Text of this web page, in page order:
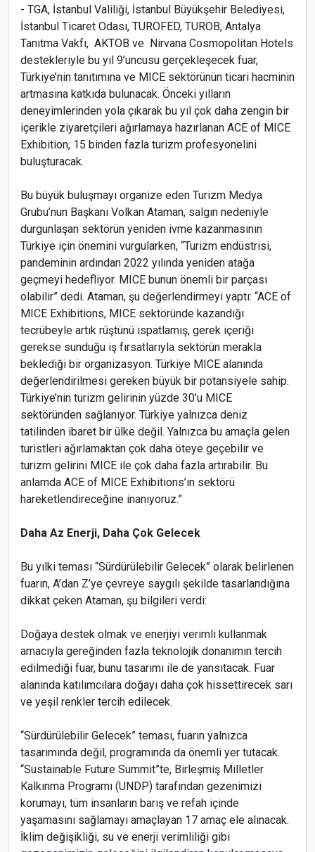
- TGA, İstanbul Valiliği, İstanbul Büyükşehir Belediyesi,
İstanbul Ticaret Odası, TUROFED, TUROB, Antalya
Tanıtma Vakfı, AKTOB ve Nirvana Cosmopolitan Hotels
destekleriyle bu yıl 9’uncusu gerçekleşecek fuar,
Türkiye’nin tanıtımına ve MICE sektörünün ticari hacminin
artmasına katkıda bulunacak. Önceki yılların
deneyimlerinden yola çıkarak bu yıl çok daha zengin bir
içerikle ziyaretçileri ağırlamaya hazırlanan ACE of MICE
Exhibition, 15 binden fazla turizm profesyonelini
buluşturacak.
Bu büyük buluşmayı organize eden Turizm Medya
Grubu’nun Başkanı Volkan Ataman, salgın nedeniyle
durgunlaşan sektörün yeniden ivme kazanmasının
Türkiye için önemini vurgularken, “Turizm endüstrisi,
pandeminin ardından 2022 yılında yeniden atağa
geçmeyi hedefliyor. MICE bunun önemli bir parçası
olabilir” dedi. Ataman, şu değerlendirmeyi yaptı: “ACE of
MICE Exhibitions, MICE sektöründe kazandığı
tecrübeyle artık rüştünü ispatlamış, gerek içeriği
gerekse sunduğu iş fırsatlarıyla sektörün merakla
beklediği bir organizasyon. Türkiye MICE alanında
değerlendirilmesi gereken büyük bir potansiyele sahip.
Türkiye’nin turizm gelirinin yüzde 30’u MICE
sektöründen sağlanıyor. Türkiye yalnızca deniz
tatilinden ibaret bir ülke değil. Yalnızca bu amaçla gelen
turistleri ağırlamaktan çok daha öteye geçebilir ve
turizm gelirini MICE ile çok daha fazla artırabilir. Bu
anlamda ACE of MICE Exhibitions’ın sektörü
hareketlendireceğine inanıyoruz.”
Daha Az Enerji, Daha Çok Gelecek
Bu yılki teması “Sürdürülebilir Gelecek” olarak belirlenen
fuarın, A’dan Z’ye çevreye saygılı şekilde tasarlandığına
dikkat çeken Ataman, şu bilgileri verdi:
Doğaya destek olmak ve enerjiyi verimli kullanmak
amacıyla gereğinden fazla teknolojik donanımın tercih
edilmediği fuar, bunu tasarımı ile de yansıtacak. Fuar
alanında katılımcılara doğayı daha çok hissettirecek sarı
ve yeşil renkler tercih edilecek.
“Sürdürülebilir Gelecek” teması, fuarın yalnızca
tasarımında değil, programında da önemli yer tutacak.
“Sustainable Future Summit”te, Birleşmiş Milletler
Kalkınma Programı (UNDP) tarafından gezenimizi
korumayı, tüm insanların barış ve refah içinde
yaşamasını sağlamayı amaçlayan 17 amaç ele alınacak.
İklim değişikliği, su ve enerji verimliliği gibi